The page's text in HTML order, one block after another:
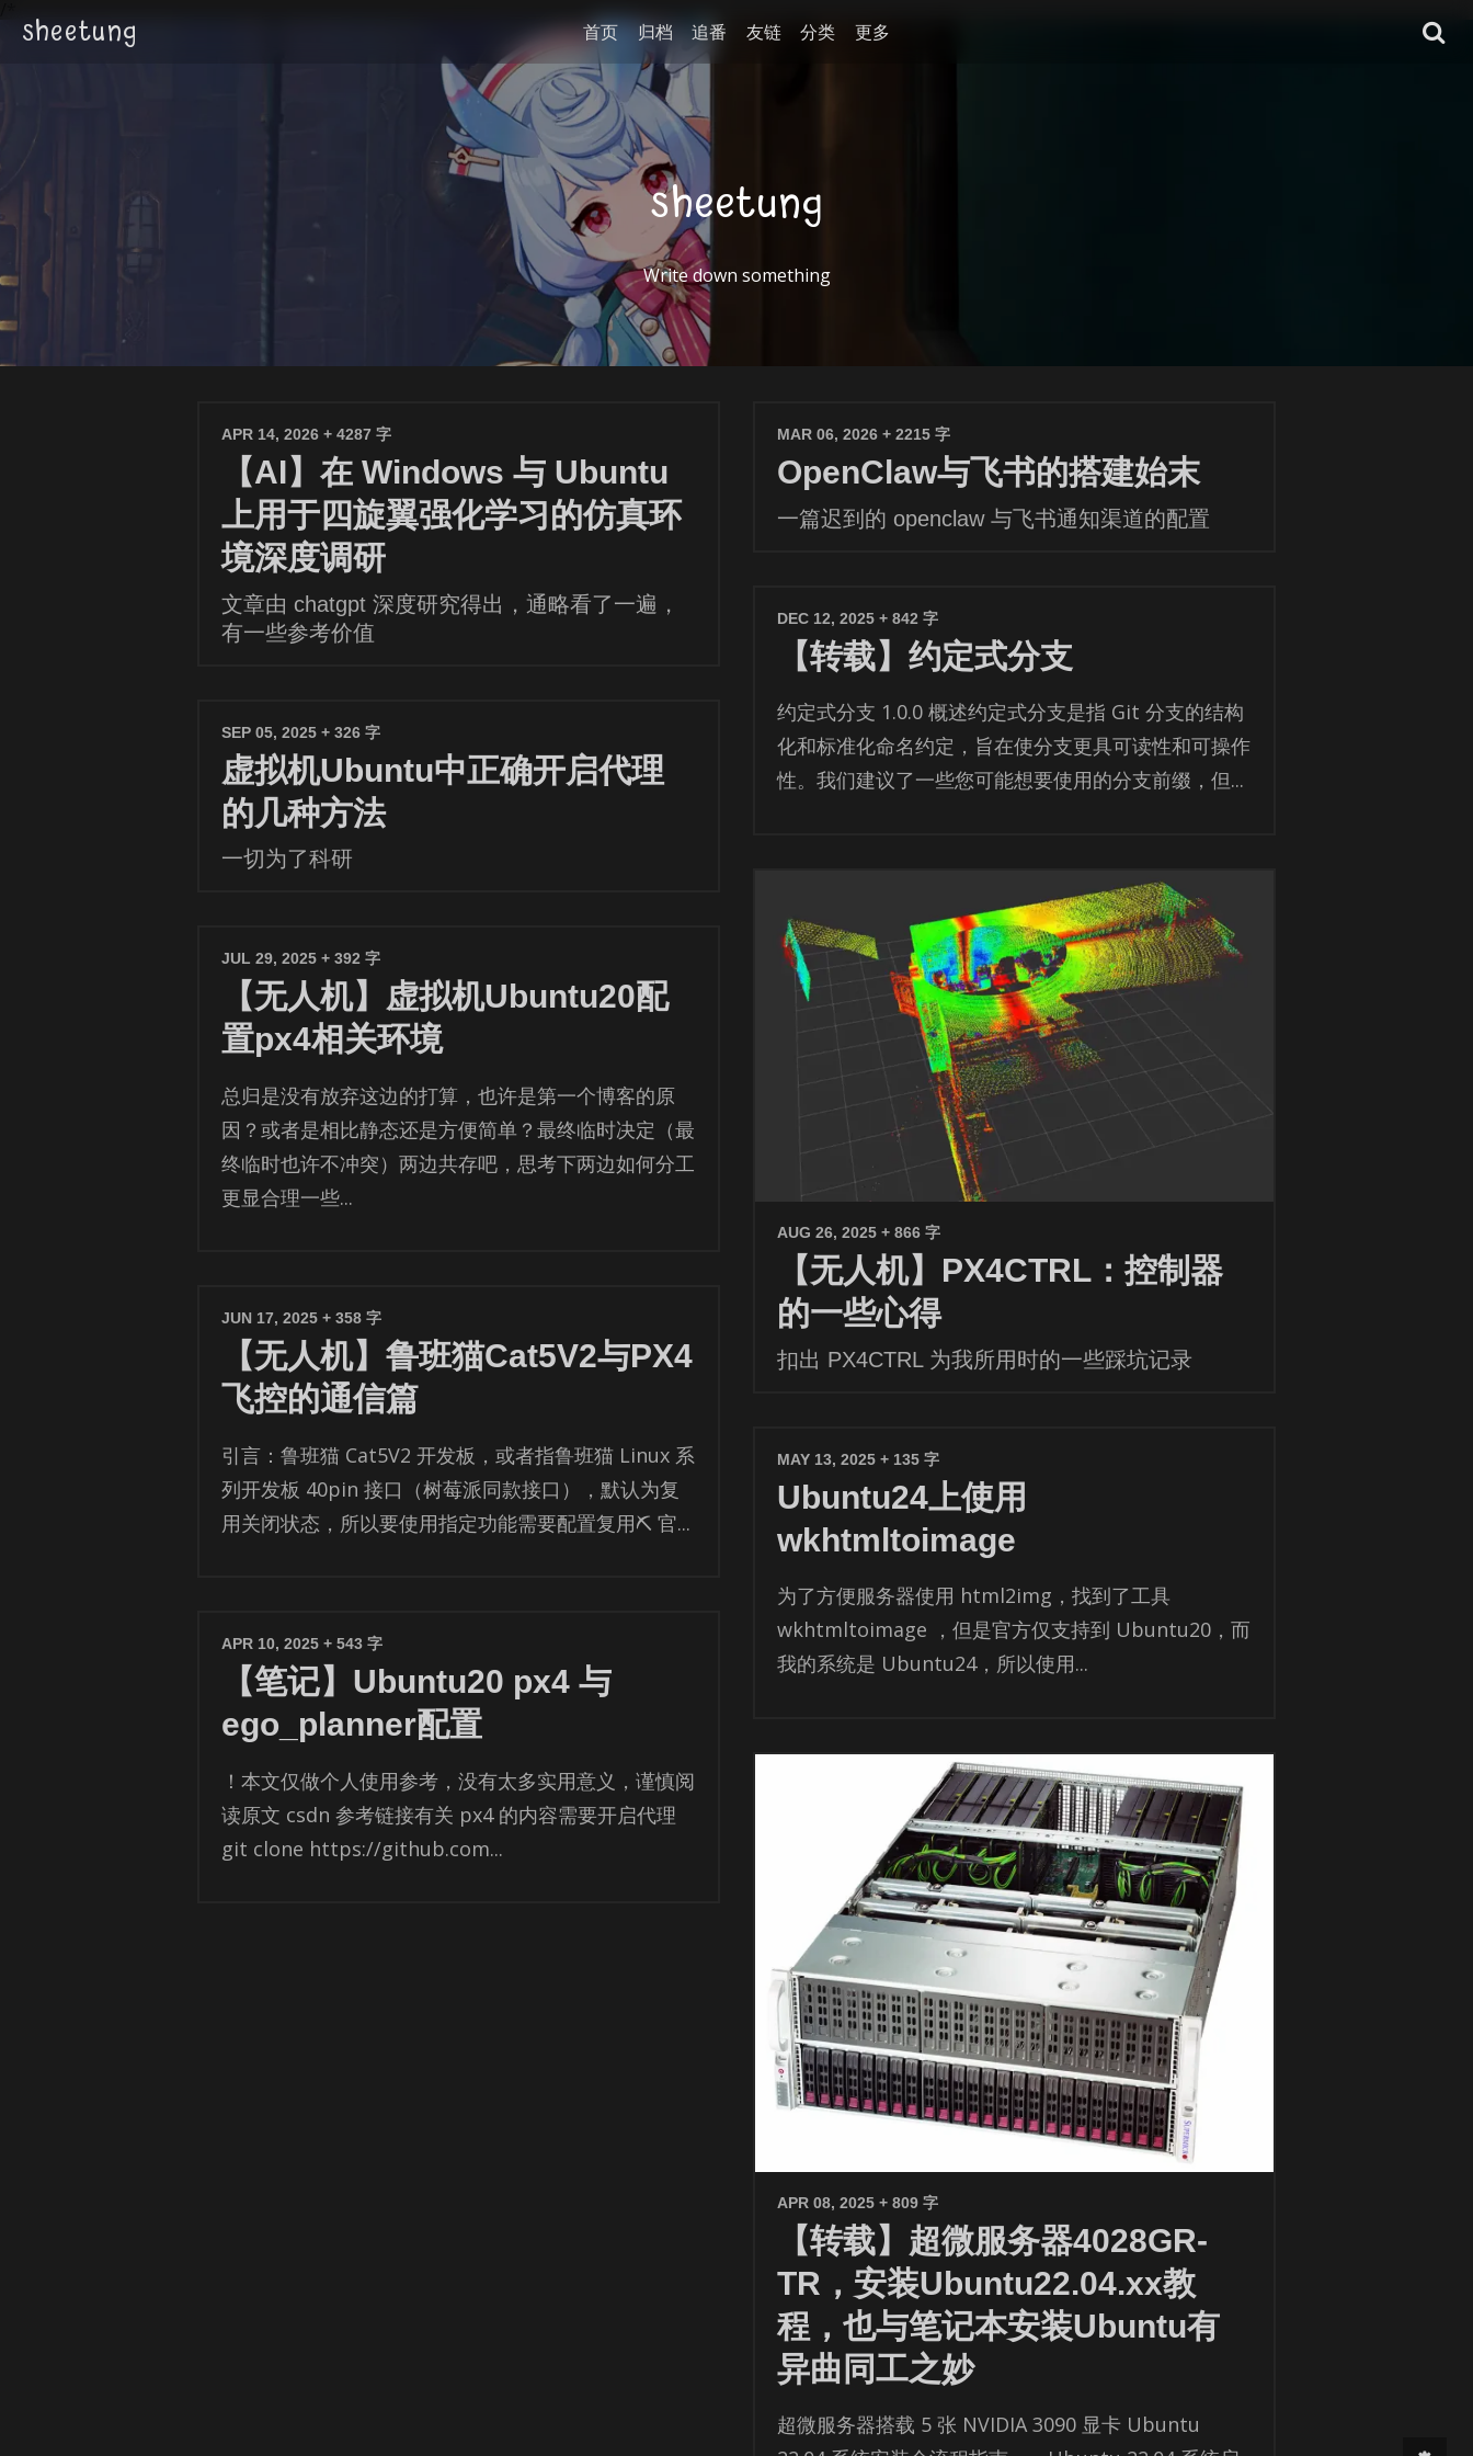
sheetung 首页 归档 追番 友链 分类 更多
sheetung
Write down something
APR 14, 2026 + 4287 字
【AI】在 Windows 与 Ubuntu
上用于四旋翼强化学习的仿真环
境深度调研
文章由 chatgpt 深度研究得出，通略看了一遍，
有一些参考价值
MAR 06, 2026 + 2215 字
OpenClaw与飞书的搭建始末
一篇迟到的 openclaw 与飞书通知渠道的配置
DEC 12, 2025 + 842 字
【转载】约定式分支
约定式分支 1.0.0 概述约定式分支是指 Git 分支的结构
化和标准化命名约定，旨在使分支更具可读性和可操作
性。我们建议了一些您可能想要使用的分支前缀，但...
SEP 05, 2025 + 326 字
虚拟机Ubuntu中正确开启代理
的几种方法
一切为了科研
AUG 26, 2025 + 866 字
【无人机】PX4CTRL：控制器
的一些心得
扣出 PX4CTRL 为我所用时的一些踩坑记录
JUL 29, 2025 + 392 字
【无人机】虚拟机Ubuntu20配
置px4相关环境
总归是没有放弃这边的打算，也许是第一个博客的原
因？或者是相比静态还是方便简单？最终临时决定（最
终临时也许不冲突）两边共存吧，思考下两边如何分工
更显合理一些...
JUN 17, 2025 + 358 字
【无人机】鲁班猫Cat5V2与PX4
飞控的通信篇
引言：鲁班猫 Cat5V2 开发板，或者指鲁班猫 Linux 系
列开发板 40pin 接口（树莓派同款接口），默认为复
用关闭状态，所以要使用指定功能需要配置复用⛏ 官...
MAY 13, 2025 + 135 字
Ubuntu24上使用
wkhtmltoimage
为了方便服务器使用 htm­l2img，找到了工具
wkhtml­toim­age ，但是官方仅支持到 Ubun­tu20，而
我的系统是 Ubun­tu24，所以使用...
APR 10, 2025 + 543 字
【笔记】Ubuntu20 px4 与
ego_planner配置
！本文仅做个人使用参考，没有太多实用意义，谨慎阅
读原文 csdn 参考链接有关 px4 的内容需要开启代理
git clone https://​github.com...
APR 08, 2025 + 809 字
【转载】超微服务器4028GR-
TR，安装Ubuntu22.04.xx教
程，也与笔记本安装Ubuntu有
异曲同工之妙
超微服务器搭载 5 张 NVIDIA 3090 显卡 Ubuntu